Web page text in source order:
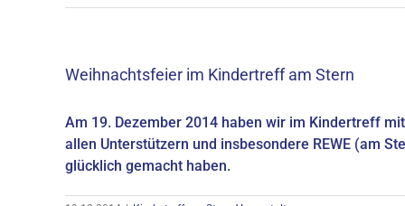
Weihnachtsfeier im Kindertreff am Stern
Am 19. Dezember 2014 haben wir im Kindertreff
allen Unterstützern und insbesondere REWE (am
glücklich gemacht haben.